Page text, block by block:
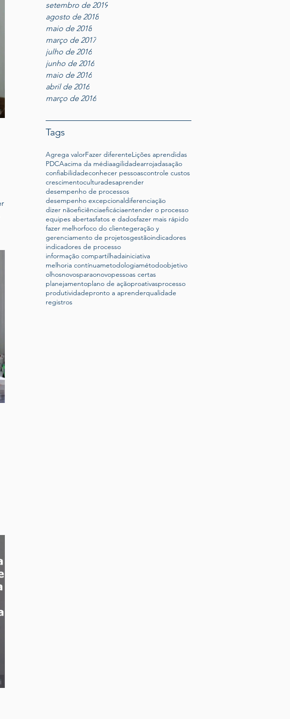
setembro de 2019
agosto de 2018
maio de 2018
março de 2017
julho de 2016
junho de 2016
maio de 2016
abril de 2016
março de 2016
Tags
Agrega valorFazer diferenteLições aprendidas
PDCAacima da médiaagilidadearrojadasação
confiabilidadeconhecer pessoascontrole custos
crescimentoculturadesaprender
desempenho de processos
desempenho excepcionaldiferenciação
dizer nãoeficiênciaeficáciaentender o processo
equipes abertasfatos e dadosfazer mais rápido
fazer melhorfoco do clientegeração y
gerenciamento de projetosgestãoindicadores
indicadores de processo
informação compartilhadainiciativa
melhoria contínuametodologiamétodoobjetivo
olhosnovosparaonovopessoas certas
planejamentoplano de açãoproativasprocesso
produtividadepronto a aprenderqualidade
registros